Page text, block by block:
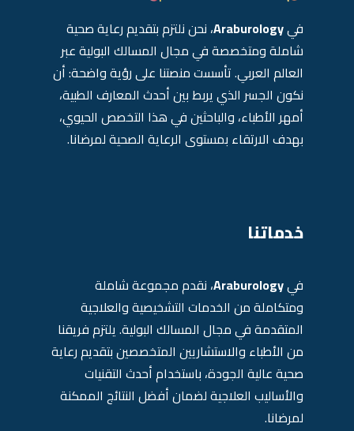
فيAraburology، نحن نلتزم بتقديم رعاية صحية
شاملة ومتخصصة في مجال المسالك البولية عبر
العالم العربي. تأسست منصتنا على رؤية واضحة: أن
نكون الجسر الذي يربط بين أحدث المعارف الطبية،
أمهر الأطباء، والباحثين في هذا التخصص الحيوي،
بهدف الارتقاء بمستوى الرعاية الصحية لمرضانا.
خدماتنا
فيAraburology، نقدم مجموعة شاملة
ومتكاملة من الخدمات التشخيصية والعلاجية
المتقدمة في مجال المسالك البولية. يلتزم فريقنا
من الأطباء والاستشاريين المتخصصين بتقديم رعاية
صحية عالية الجودة، باستخدام أحدث التقنيات
والأساليب العلاجية لضمان أفضل النتائج الممكنة
لمرضانا.